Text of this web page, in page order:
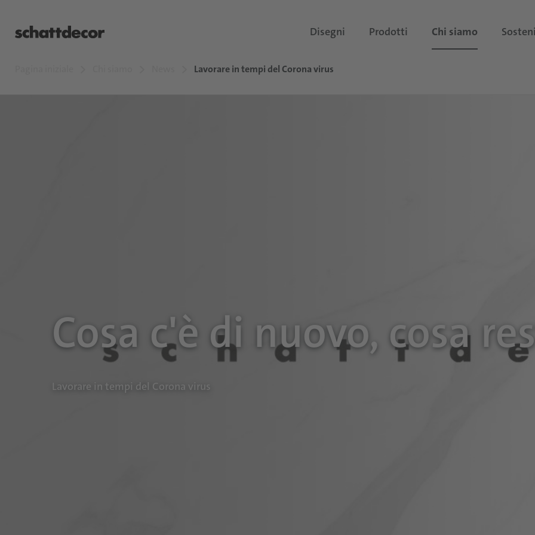
Disegni Prodotti Chi siamo
Lavorare in tempi del Corona virus
Cosa c'è di nuovo, cosa
Lavorare in tempi del Corona virus